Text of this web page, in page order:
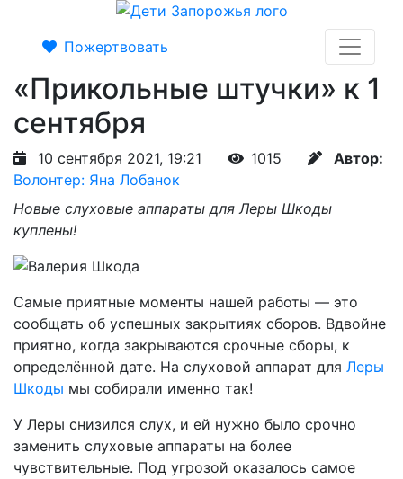
Пожертвовать
«Прикольные штучки» к 1
сентября
10 сентября 2021, 19:21 1015
Автор:
Волонтер: Яна Лобанок
Новые слуховые аппараты для Леры Шкоды
куплены!
Самые приятные моменты нашей работы — это
сообщать об успешных закрытиях сборов. Вдвойне
приятно, когда закрываются срочные сборы, к
определённой дате. На слуховой аппарат для Леры
Шкоды мы собирали именно так!
У Леры снизился слух, и ей нужно было срочно
заменить слуховые аппараты на более
чувствительные. Под угрозой оказалось самое